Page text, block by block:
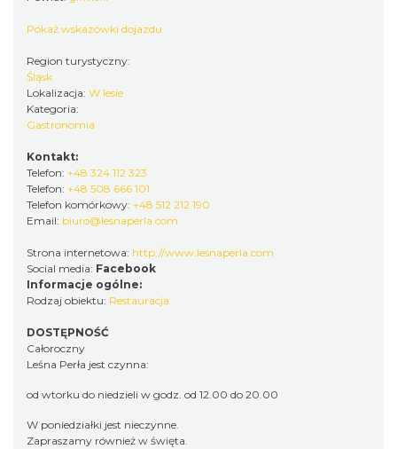
Pokaż wskazówki dojazdu
Region turystyczny:
Śląsk
Lokalizacja: W lesie
Kategoria:
Gastronomia
Kontakt:
Telefon: +48 324 112 323
Telefon: +48 508 666 101
Telefon komórkowy: +48 512 212 190
Email: biuro@lesnaperla.com
Strona internetowa: http://www.lesnaperla.com
Social media: Facebook
Informacje ogólne:
Rodzaj obiektu: Restauracja
DOSTĘPNOŚĆ
Całoroczny
Leśna Perła jest czynna:
od wtorku do niedzieli w godz. od 12.00 do 20.00
W poniedziałki jest nieczynne.
Zapraszamy również w święta.